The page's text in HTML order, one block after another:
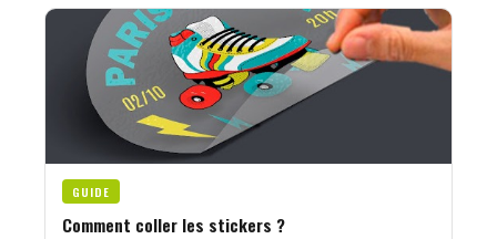
GUIDE
Comment coller les stickers ?